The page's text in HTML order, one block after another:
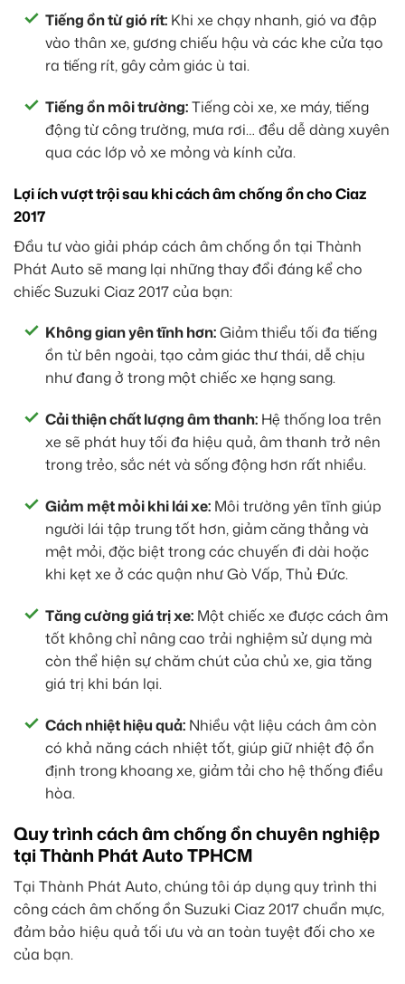
Tiếng ồn từ gió rít: Khi xe chạy nhanh, gió va đập
vào thân xe, gương chiếu hậu và các khe cửa tạo
ra tiếng rít, gây cảm giác ù tai.
Tiếng ồn môi trường:Tiếng còi xe, xe máy, tiếng
động từ công trường, mưa rơi… đều dễ dàng xuyên
qua các lớp vỏ xe mỏng và kính cửa.
Lợi ích vượt trội sau khi cách âm chống ồn cho Ciaz
2017
Đầu tư vào giải pháp cách âm chống ồn tại Thành
Phát Auto sẽ mang lại những thay đổi đáng kể cho
chiếc Suzuki Ciaz 2017 của bạn:
Không gian yên tĩnh hơn:Giảm thiểu tối đa tiếng
ồn từ bên ngoài, tạo cảm giác thư thái, dễ chịu
như đang ở trong một chiếc xe hạng sang.
Cải thiện chất lượng âm thanh: Hệ thống loa trên
xe sẽ phát huy tối đa hiệu quả, âm thanh trở nên
trong trẻo, sắc nét và sống động hơn rất nhiều.
Giảm mệt mỏi khi lái xe: Môi trường yên tĩnh giúp
người lái tập trung tốt hơn, giảm căng thẳng và
mệt mỏi, đặc biệt trong các chuyến đi dài hoặc
khi kẹt xe ở các quận như Gò Vấp, Thủ Đức.
Tăng cường giá trị xe: Một chiếc xe được cách âm
tốt không chỉ nâng cao trải nghiệm sử dụng mà
còn thể hiện sự chăm chút của chủ xe, gia tăng
giá trị khi bán lại.
Cách nhiệt hiệu quả: Nhiều vật liệu cách âm còn
có khả năng cách nhiệt tốt, giúp giữ nhiệt độ ổn
định trong khoang xe, giảm tải cho hệ thống điều
hòa.
Quy trình cách âm chống ồn chuyên nghiệp
tại Thành Phát Auto TPHCM
Tại Thành Phát Auto, chúng tôi áp dụng quy trình thi
công cách âm chống ồn Suzuki Ciaz 2017 chuẩn mực,
đảm bảo hiệu quả tối ưu và an toàn tuyệt đối cho xe
của bạn.